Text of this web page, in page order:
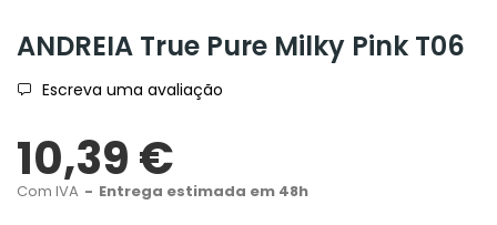
ANDREIA True Pure Milky Pink T06
Escreva uma avaliação
10,39 €
Com IVA Entrega estimada em 48h